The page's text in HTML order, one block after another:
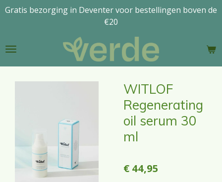
Ga
de
Gratis bezorging in Deventer voor bestellingen boven de
€20
WITLOF
Regenerating
oil serum 30
ml
€ 44,95